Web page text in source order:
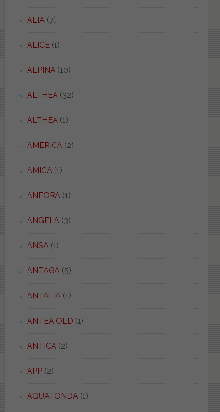
ALIA(7)
ALICE(1)
ALPINA(10)
ALTHEA(32)
ALTHEA(1)
AMERICA(2)
AMICA(1)
ANFORA(1)
ANGELA(3)
ANSA(1)
ANTAGA(5)
ANTALIA(1)
ANTEA OLD (1)
ANTICA(2)
APP(2)
AQUATONDA(1)